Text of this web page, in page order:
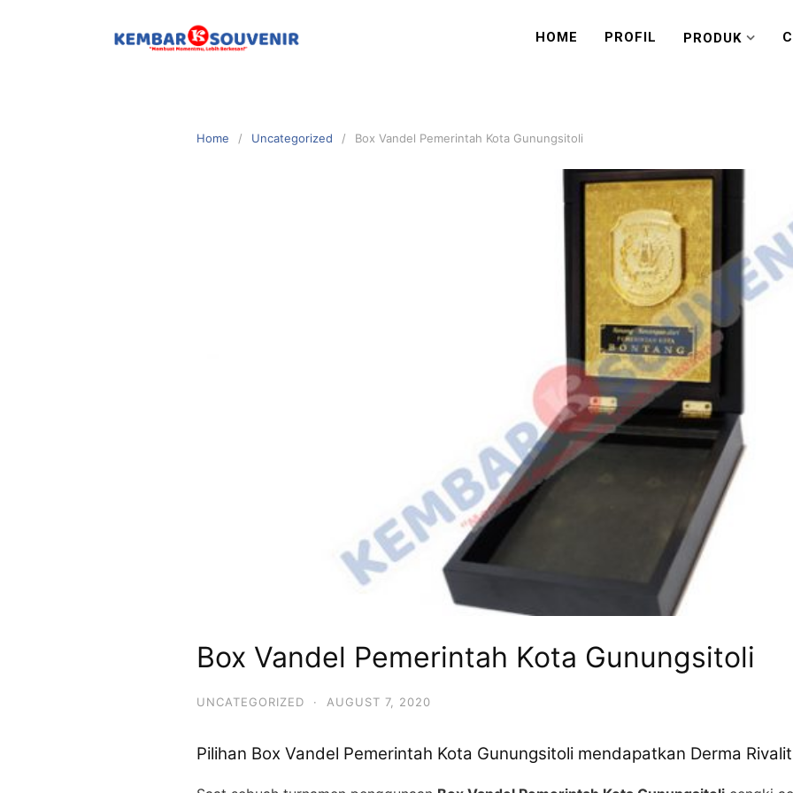
HOME PROFIL PRODUK
Home Uncategorized Box Vandel Pemerintah Kota Gunungsitoli
Box Vandel Pemerintah Kota Gunungsitoli
UNCATEGORIZED · AUGUST 7, 2020
Pilihan Box Vandel Pemerintah Kota Gunungsitoli mendapatkan Derma